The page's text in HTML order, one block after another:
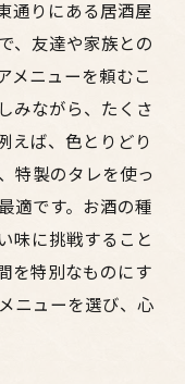
通りにある居酒屋
、友達や家族との
メニューを頼むこ
みながら、たくさ
えば、色とりどり
特製のタレを使っ
適です。お酒の種
味に挑戦すること
を特別なものにす
ニューを選び、心